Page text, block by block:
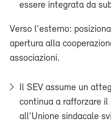
essere integrata da
Verso l'esterno:
apertura alla
associazioni.
Il SEV assume un
continua a rafforzare il
all'Unione sindacale